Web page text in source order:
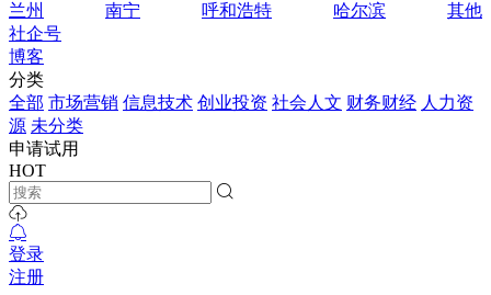
兰州
南宁 呼和浩特 哈尔滨
其他
社企号
博客
分类
全部 市场营销 信息技术 创业投资 社会人文 财务财经 人力资
源 未分类
申请试用
HOT
登录
注册